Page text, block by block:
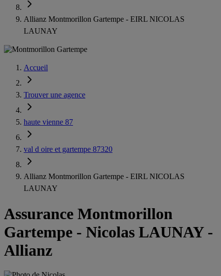
Allianz Montmorillon Gartempe - EIRL NICOLAS
LAUNAY
Accueil
Trouver une agence
haute vienne 87
val d oire et gartempe 87320
Allianz Montmorillon Gartempe - EIRL NICOLAS
LAUNAY
Assurance Montmorillon
Gartempe - Nicolas LAUNAY -
Allianz